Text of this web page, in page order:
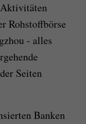
Rohstoffbörse
- alles
Seiten
Banken